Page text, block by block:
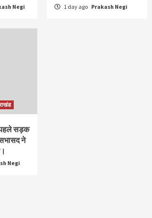
Negi 1 day ago Prakash Negi
पहले सड़क
सभासद ने
Negi